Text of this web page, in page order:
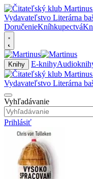
DoručenieKníhkupectvá
Knihy E-knihy
Vyhľadávanie
Prihlásiť